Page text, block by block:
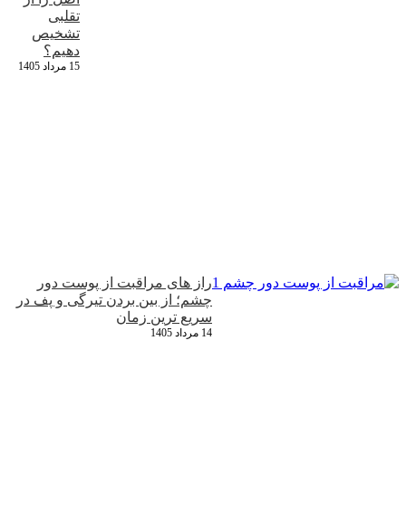
تقلبی
تشخیص
دهیم؟
15 مرداد 1405
راز های مراقبت از پوست دور
چشم؛ از بین بردن تیرگی و پف در
سریع‌ ترین زمان
14 مرداد 1405